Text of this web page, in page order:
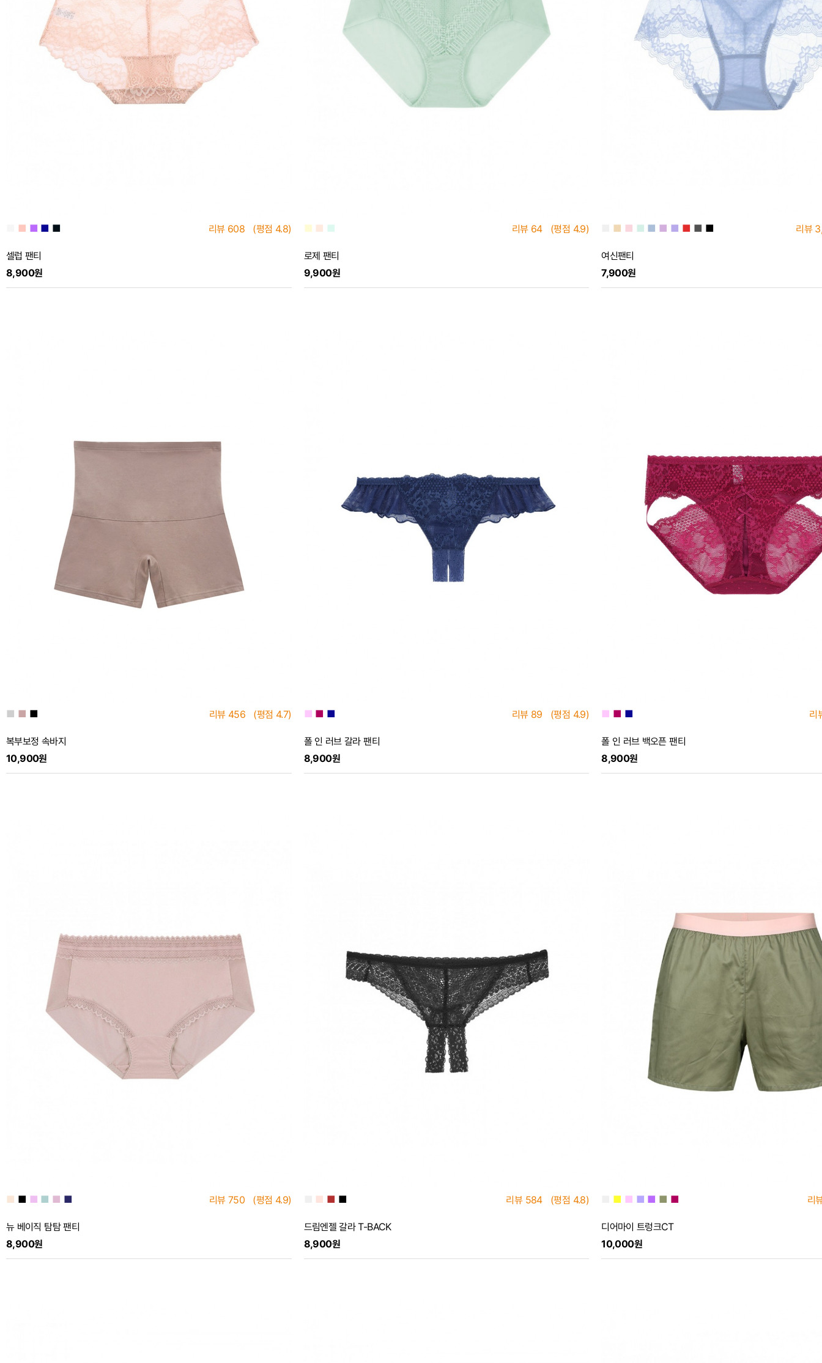
■ ■ ■ ■ 리뷰 608 (평점 4.8)
셀럽 팬티
8,900원
■ ■ ■ 리뷰 64 (평점 4.9)
로제 팬티
9,900원
■ ■ ■ ■ ■ ■ ■ ■ ■ 리뷰
여신팬티
7,900원
■ ■ ■ 리뷰 456 (평점 4.7)
복부보정 속바지
10,900원
■ ■ ■ 리뷰 89 (평점 4.9)
폴 인 러브 갈라 팬티
8,900원
■ ■ ■ 리
폴 인 러브 백오픈 팬티
8,900원
■ ■ ■ ■ ■ ■ 리뷰 750 (평점 4.9)
뉴 베이직 탐탐 팬티
8,900원
■ ■ ■ 리뷰 584 (평점 4.8)
드림엔젤 갈라 T-BACK
8,900원
■ ■ ■ ■ ■ ■ 리
디어마이 트렁크CT
10,000원